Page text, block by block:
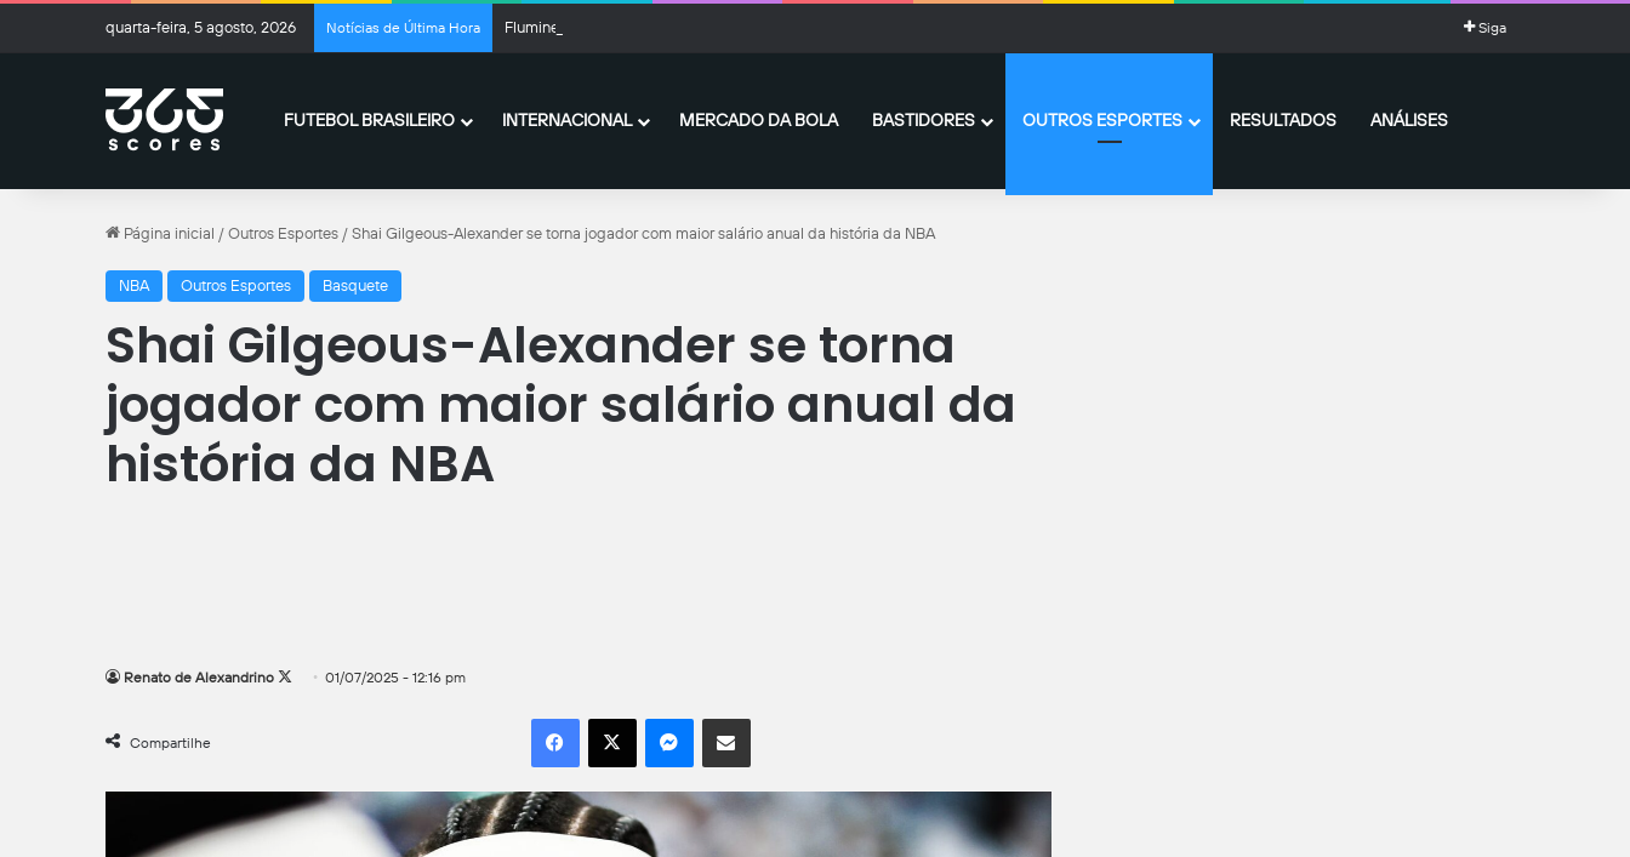
quarta-feira, 5 agosto, 2026 Notícias de Última Hora Fluminense x Vasco: onde assistir ao vivo, horário e escalações Siga
FUTEBOL BRASILEIRO INTERNACIONAL MERCADO DA BOLA BASTIDORES OUTROS ESPORTES RESULTADOS ANÁLISES
Página inicial / Outros Esportes / Shai Gilgeous-Alexander se torna jogador com maior salário anual da história da NBA
NBA Outros Esportes Basquete
Shai Gilgeous-Alexander se torna
jogador com maior salário anual da
história da NBA
Renato de Alexandrino
Follow01/07/2025 - 12:16 pm
Compartilhe
Facebook
X MessengerCompartilhar por e-mail